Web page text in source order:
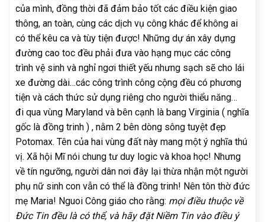
của mình, đồng thời đã đảm bảo tốt các điều kiện giao
thông, an toàn, cùng các dịch vụ công khác để không ai
có thể kêu ca và tùy tiện được! Những dự án xây dựng
đường cao toc đều phải đưa vào hạng mục các công
trình vệ sinh và nghỉ ngơi thiết yếu nhưng sạch sẽ cho lái
xe đường dài…các công trình công cộng đều có phương
tiện và cách thức sử dụng riêng cho người thiểu năng…
đi qua vùng Maryland và bên cạnh là bang Virginia ( nghĩa
gốc là đồng trinh ) , nằm 2 bên dòng sông tuyệt đẹp
Potomax. Tên của hai vùng đất này mang một ý nghĩa thú
vị. Xã hội Mĩ nói chung tư duy logic và khoa học! Nhưng
về tín ngưỡng, người dân nơi đây lại thừa nhận một người
phụ nữ sinh con vẫn có thể là đồng trinh! Nên tôn thờ đức
mẹ Maria! Nguoi Công giáo cho rằng: mọi điều thuộc về
Đức Tin đều là có thể, và hãy đặt Niềm Tin vào điều ý